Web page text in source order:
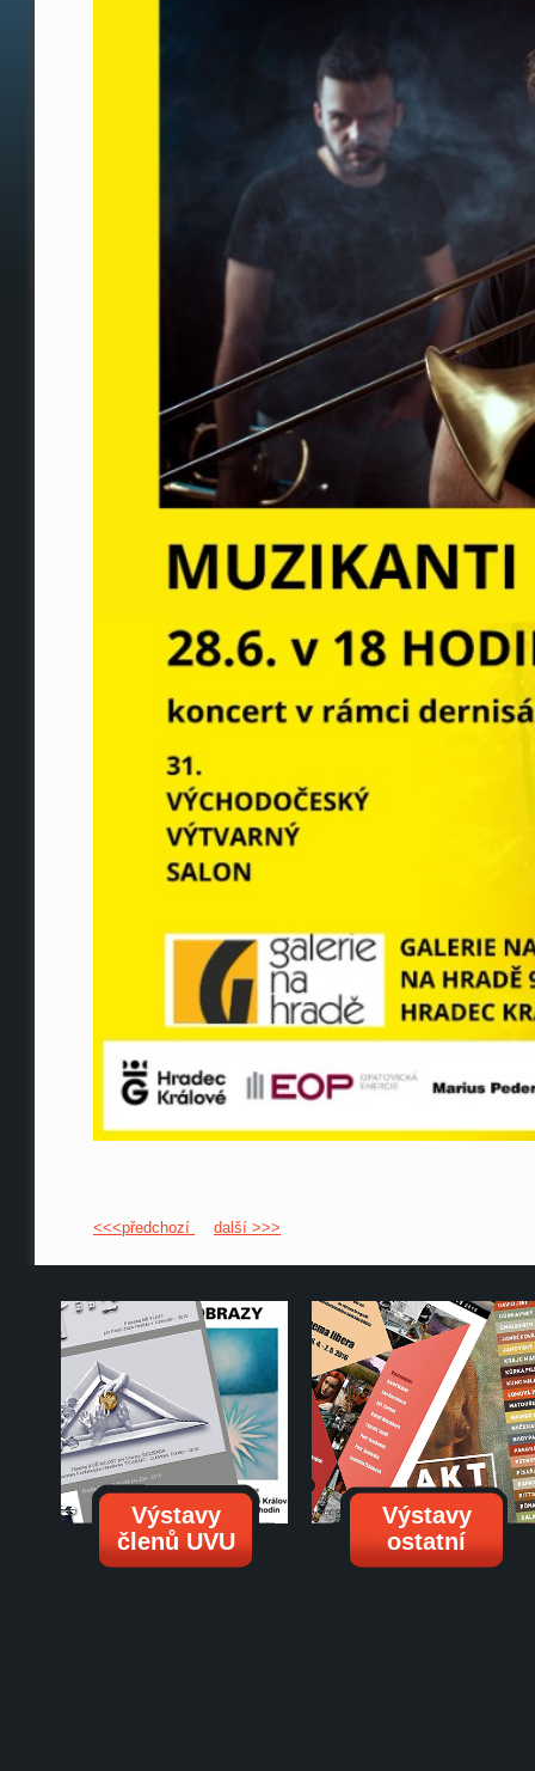
<<<předchozí další >>>
Výstavy
členů UVU
Výstavy
ostatní